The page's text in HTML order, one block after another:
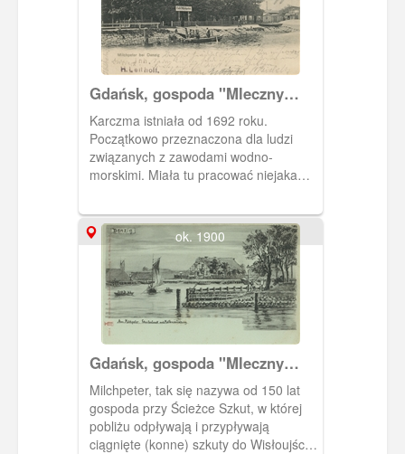
Gdańsk, gospoda "Mleczny
Piotr"
Karczma istniała od 1692 roku.
Początkowo przeznaczona dla ludzi
związanych z zawodami wodno-
morskimi. Miała tu pracować niejaka
się ze Szczecina. Związana jest z nią
historia kryminalna.ok. 1900
Gdańsk, gospoda "Mleczny
piotr"
Milchpeter, tak się nazywa od 150 lat
gospoda przy Ścieżce Szkut, w której
pobliżu odpływają i przypływają
ciągnięte (konne) szkuty do Wisłoujścia.